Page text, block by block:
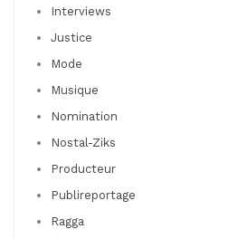
Interviews
Justice
Mode
Musique
Nomination
Nostal-Ziks
Producteur
Publireportage
Ragga